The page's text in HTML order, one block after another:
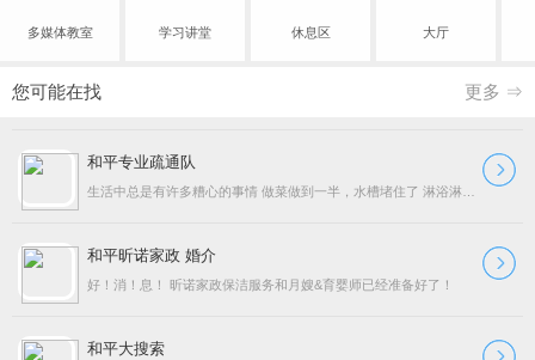
多媒体教室 学习讲堂 休息区 大厅
您可能在找 更多 ⇒
和平专业疏通队
和平昕诺家政 婚介
好！消！息！ 昕诺家政保洁服务和月嫂&育婴师已经准备好了！
和平大搜索